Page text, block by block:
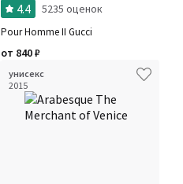
4.4 5235 оценок
Pour Homme II Gucci
от 840₽
унисекс
2015